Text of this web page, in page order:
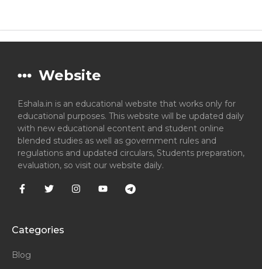
Website
Eshala.in is an educational website that works only for
educational purposes. This website will be updated daily
with new educational econtent and student online
blended studies as well as government rules and
regulations and updated circulars, Students preparation,
evaluation, so visit our website daily.
Categories
Blog